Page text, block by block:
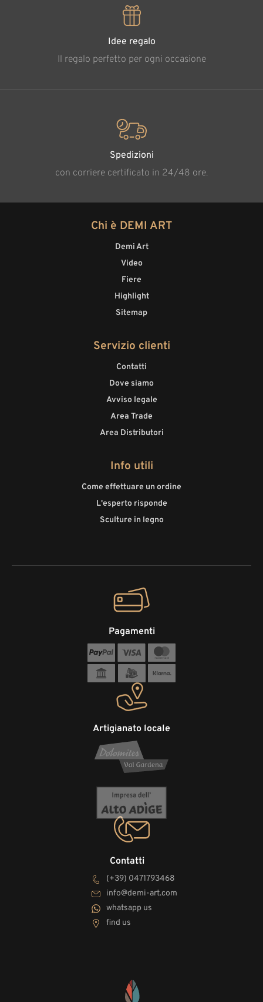
Idee regalo
Il regalo perfetto per ogni occasione
Spedizioni
con corriere certificato in 24/48 ore.
Chi è DEMI ART
Demi Art
Video
Fiere
Highlight
Sitemap
Servizio clienti
Contatti
Dove siamo
Avviso legale
Area Trade
Area Distributori
Info utili
Come effettuare un ordine
L'esperto risponde
Sculture in legno
Contatti
(+39) 0471793468
info@demi-art.com
whatsapp us
find us
Artigianato locale
Pagamenti